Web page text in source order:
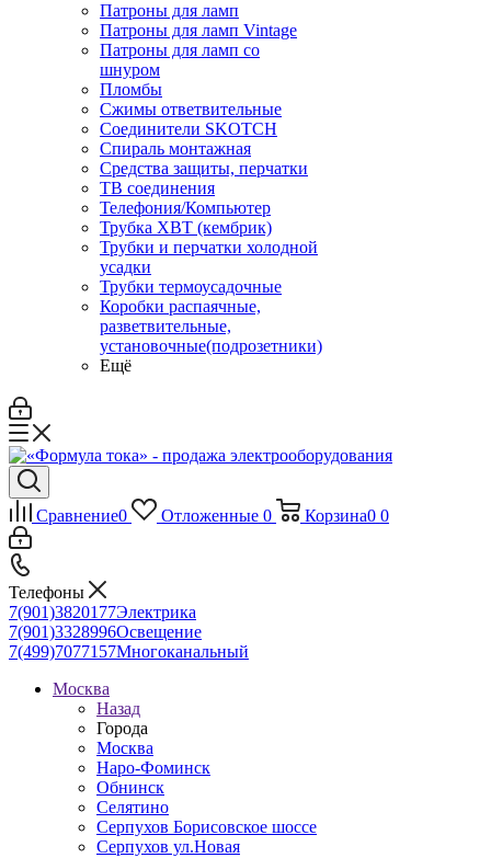
Патроны для ламп
Патроны для ламп Vintage
Патроны для ламп со
шнуром
Пломбы
Сжимы ответвительные
Соединители SKOTCH
Спираль монтажная
Средства защиты, перчатки
ТВ соединения
Телефония/Компьютер
Трубка ХВТ (кембрик)
Трубки и перчатки холодной
усадки
Трубки термоусадочные
Коробки распаячные,
разветвительные,
установочные(подрозетники)
Ещё
Сравнение0 Отложенные 0 Корзина0 0
Телефоны
7(901)3820177Электрика
7(901)3328996Освещение
7(499)7077157Многоканальный
Москва
Назад
Города
Москва
Наро-Фоминск
Обнинск
Селятино
Серпухов Борисовское шоссе
Серпухов ул.Новая